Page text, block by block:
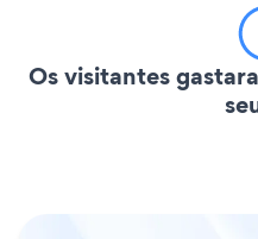
Os visitantes